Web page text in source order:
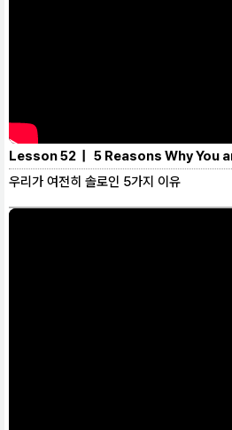
Lesson 52 | 5 Reasons Why You
우리가 여전히 솔로인 5가지 이유